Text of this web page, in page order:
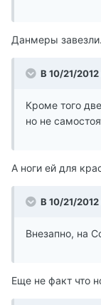
Данмеры завезли.
В 10/21/
Кроме того
но не
А ноги ей для
В 10/21/
Внезапно, на
Еще не факт что